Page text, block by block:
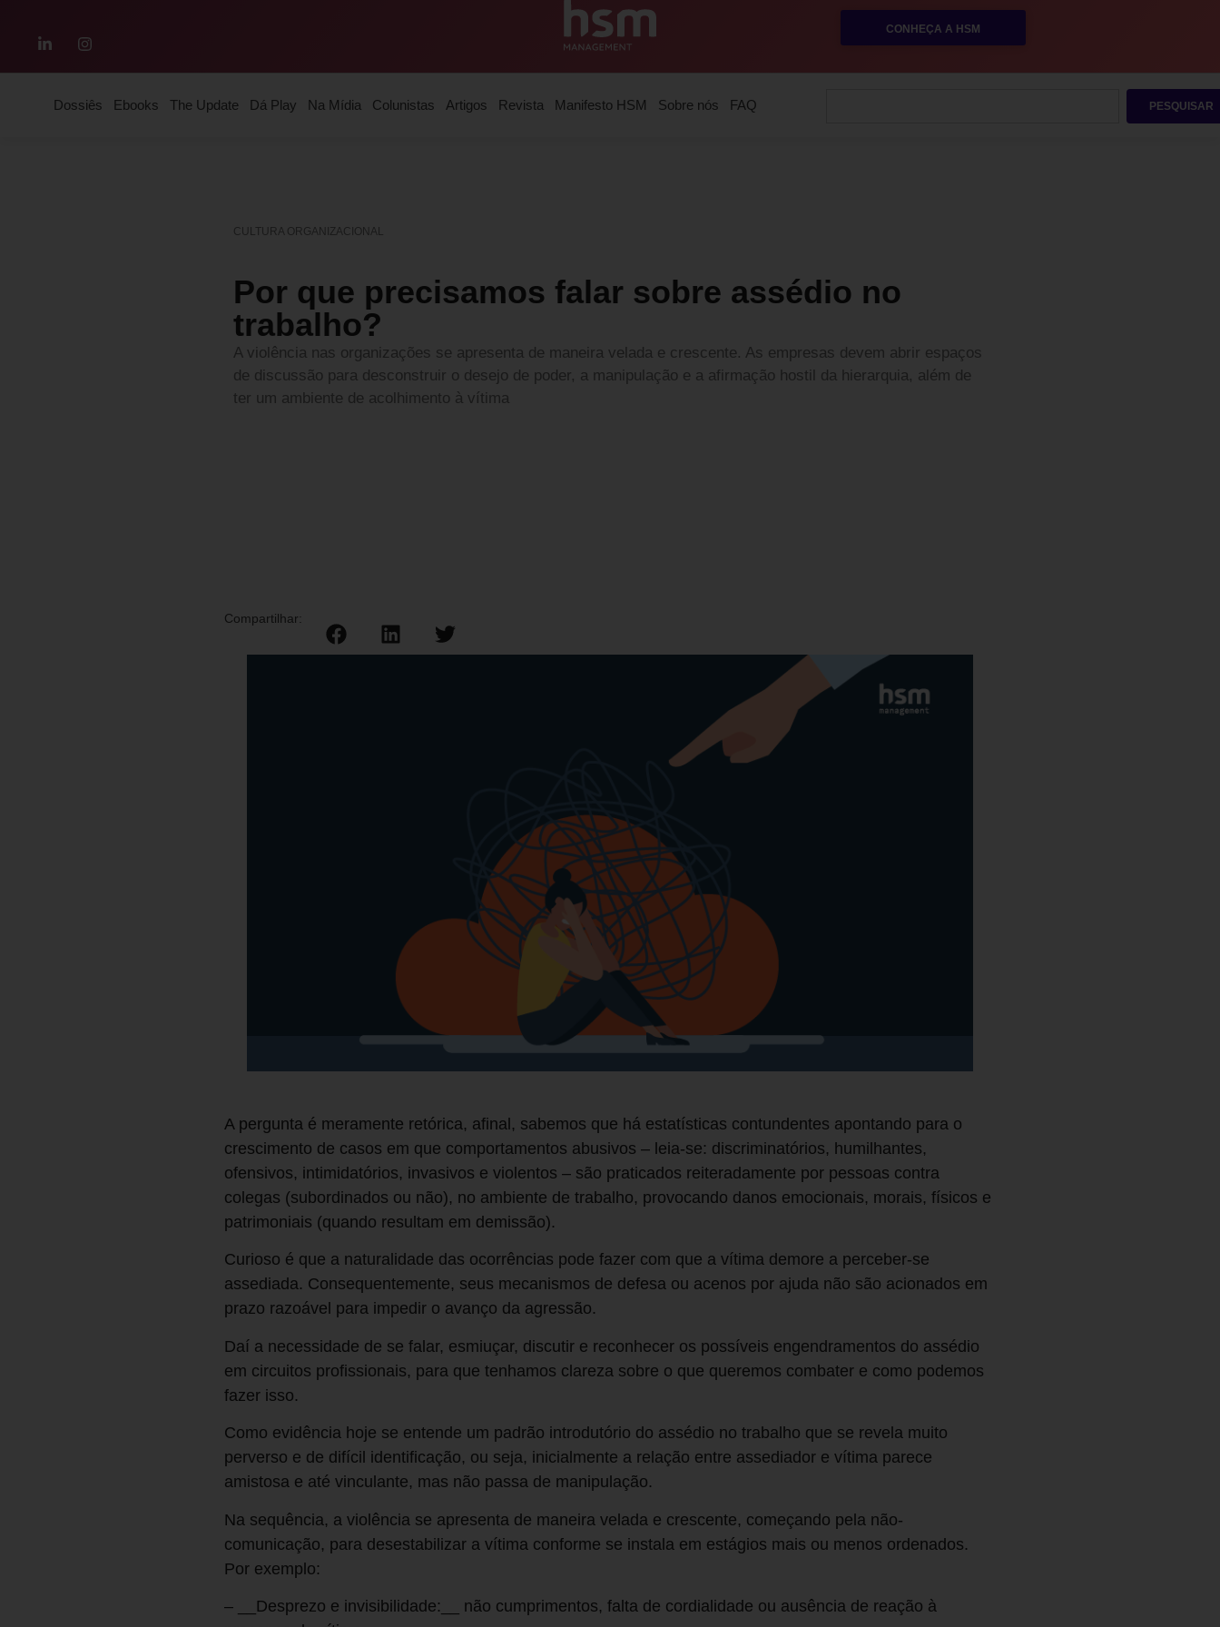
CONHEÇA A HSM
Dossiês Ebooks The Update Dá Play Na Mídia Colunistas Artigos Revista Manifesto HSM Sobre nós FAQ PESQUISAR
CULTURA ORGANIZACIONAL
Por que precisamos falar sobre assédio no
trabalho?
A violência nas organizações se apresenta de maneira velada e crescente. As empresas devem abrir espaços
de discussão para desconstruir o desejo de poder, a manipulação e a afirmação hostil da hierarquia, além de
ter um ambiente de acolhimento à vítima
Compartilhar:
A pergunta é meramente retórica, afinal, sabemos que há estatísticas contundentes apontando para o
crescimento de casos em que comportamentos abusivos – leia-se: discriminatórios, humilhantes,
ofensivos, intimidatórios, invasivos e violentos – são praticados reiteradamente por pessoas contra
colegas (subordinados ou não), no ambiente de trabalho, provocando danos emocionais, morais, físicos e
patrimoniais (quando resultam em demissão).
Curioso é que a naturalidade das ocorrências pode fazer com que a vítima demore a perceber-se
assediada. Consequentemente, seus mecanismos de defesa ou acenos por ajuda não são acionados em
prazo razoável para impedir o avanço da agressão.
Daí a necessidade de se falar, esmiuçar, discutir e reconhecer os possíveis engendramentos do assédio
em circuitos profissionais, para que tenhamos clareza sobre o que queremos combater e como podemos
fazer isso.
Como evidência hoje se entende um padrão introdutório do assédio no trabalho que se revela muito
perverso e de difícil identificação, ou seja, inicialmente a relação entre assediador e vítima parece
amistosa e até vinculante, mas não passa de manipulação.
Na sequência, a violência se apresenta de maneira velada e crescente, começando pela não-
comunicação, para desestabilizar a vítima conforme se instala em estágios mais ou menos ordenados.
Por exemplo:
– __Desprezo e invisibilidade:__ não cumprimentos, falta de cordialidade ou ausência de reação à